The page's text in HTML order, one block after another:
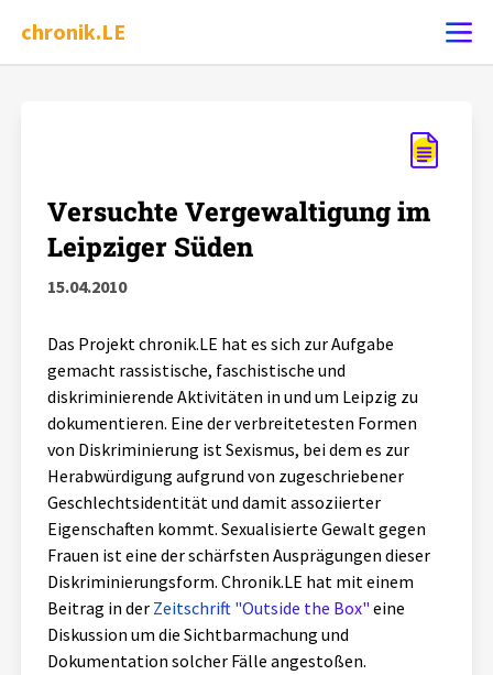
chronik.LE
Chronik
Dossiers
Schlaglichter
Phänomene
Aktuelles
Alle Beiträge
Veranstaltungen
Pressemitteilungen
Über uns
Projektbeschreibung
Versuchte Vergewaltigung im
Leipziger Süden
15.04.2010
Das Projekt chronik.LE hat es sich zur Aufgabe
gemacht rassistische, faschistische und
diskriminierende Aktivitäten in und um Leipzig zu
dokumentieren. Eine der verbreitetesten Formen
von Diskriminierung ist Sexismus, bei dem es zur
Herabwürdigung aufgrund von zugeschriebener
Geschlechtsidentität und damit assoziierter
Eigenschaften kommt. Sexualisierte Gewalt gegen
Frauen ist eine der schärfsten Ausprägungen dieser
Diskriminierungsform. Chronik.LE hat mit einem
Beitrag in der Zeitschrift "Outside the Box" eine
Diskussion um die Sichtbarmachung und
Dokumentation solcher Fälle angestoßen.